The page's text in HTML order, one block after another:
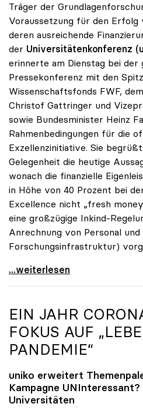
Träger der
Voraussetzung für den Erfolg
deren ausreichende
der Universitätenkonferenz
erinnerte am Dienstag bei der
Pressekonferenz mit den
Wissenschaftsfonds FWF,
Christof Gattringer und
sowie Bundesminister Heinz
Rahmenbedingungen für die
Exzellenzinitiative. Sie
Gelegenheit die heutige
wonach die finanzielle
in Höhe von 40 Prozent bei
Excellence nicht „fresh
eine großzügige Inkind-
Anrechnung von Personal und
Forschungsinfrastruktur)
Seidler zur
...weiterlesen
EIN JAHR
FOKUS AUF
PANDEMIE“
uniko erweitert
Kampagne
Universitäten